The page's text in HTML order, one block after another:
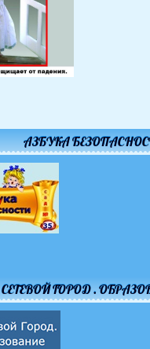
АЗБУКА
СЕТЕВОЙ ГОРОД .